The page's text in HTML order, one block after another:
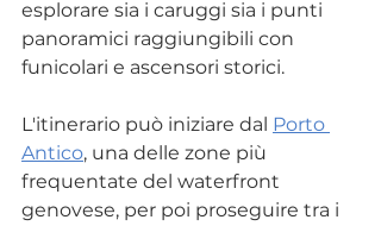
esplorare sia i caruggi sia i punti
panoramici raggiungibili con
funicolari e ascensori storici.
L'itinerario può iniziare dal Porto
Antico, una delle zone più
frequentate del waterfront
genovese, per poi proseguire tra i